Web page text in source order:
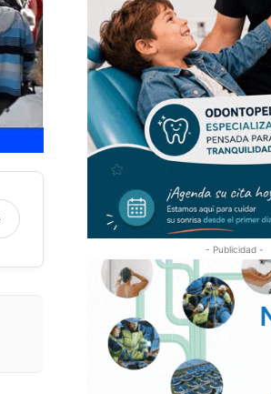
- Publicidad -